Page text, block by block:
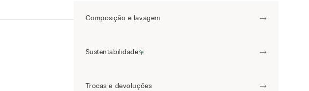
Composição e lavagem
Sustentabilidade
Trocas e devoluções